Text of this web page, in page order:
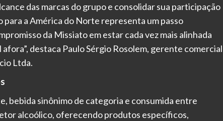
das marcas do grupo e consolidar sua participação
a América do Norte representa um passo
da Missiato em estar cada vez mais alinhada
destaca Paulo Sérgio Rosolem, gerente comercial
Ltda.
bebida sinônimo de categoria e consumida entre
alcoólico, oferecendo produtos específicos,